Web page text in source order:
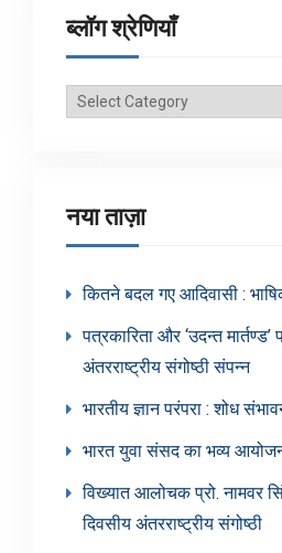
ब्लॉग श्रेणियाँ
ब्लॉग
नया ताज़ा
कितने बदल गए आदिवासी :
पत्रकारिता और ‘उदन्त मार्तण्ड’
अंतरराष्ट्रीय संगोष्ठी संपन्न
भारतीय ज्ञान परंपरा : शोध
भारत युवा संसद का भव्य
विख्यात आलोचक प्रो. नामवर
दिवसीय अंतरराष्ट्रीय संगोष्ठी